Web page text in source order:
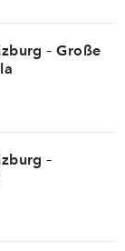
– Große
–